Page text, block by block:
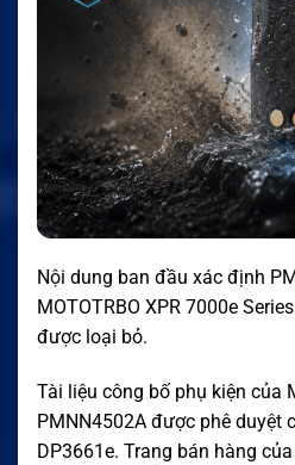
Nội dung ban đầu xác định
MOTOTRBO XPR 7000e
được loại bỏ.
Tài liệu công bố phụ kiện của
PMNN4502A được phê duyệt
DP3661e. Trang bán hàng